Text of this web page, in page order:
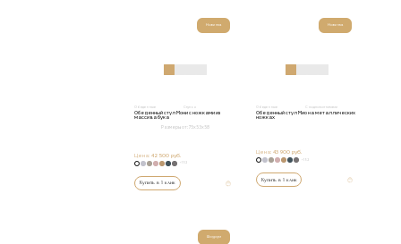
Новинка
Обеденные Стулья
Обеденный стул Мони с ножками из
массива бука
Размеры от:75x53x58
Цена: 42 500 руб.
Купить в 1 клик
Новинка
Обеденные С подлокотниками
Обеденный стул Мио на металлических
ножках
Цена:43 900 руб.
+152
Купить в 1 клик
Шоурум